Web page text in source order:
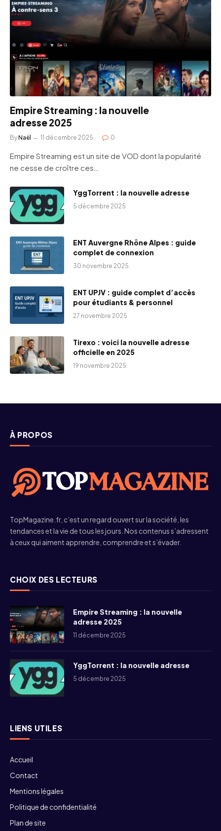
Empire Streaming : la nouvelle
adresse 2025
ByNaël 11 décembre 2025 0
Empire Streaming est un site de VOD dont la popularité
ne cesse de croître ces…
YggTorrent : la nouvelle adresse
5 décembre 2025
ENT Auvergne Rhône Alpes : guide
complet de connexion
30 novembre 2025
ENT UPJV : guide complet d’accès
pour étudiants & personnel
27 novembre 2025
Tirexo : voici la nouvelle adresse
officielle en 2025
19 novembre 2025
À PROPOS
TopMagazine.fr, c’est un regard ouvert sur la société, les
tendances et la vie de tous les jours. Nos contenus s’adressent
à ceux qui aiment apprendre, comprendre et s’évader.
CHOIX DES LECTEURS
Empire Streaming : la nouvelle
adresse 2025
11 décembre 2025
YggTorrent : la nouvelle adresse
5 décembre 2025
LIENS UTILES
Accueil
Contact
Mentions légales
Politique de confidentialité
Plan de site